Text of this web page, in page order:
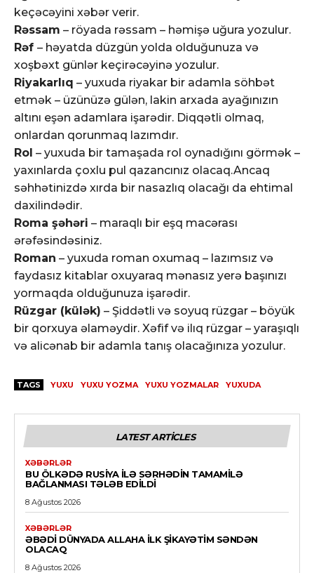
keçəcəyini xəbər verir.
Rəssam – röyada rəssam – həmişə uğura yozulur.
Rəf – həyatda düzgün yolda olduğunuza və
xoşbəxt günlər keçirəcəyinə yozulur.
Riyakarlıq – yuxuda riyakar bir adamla söhbət
etmək – üzünüzə gülən, lakin arxada ayağınızın
altını eşən adamlara işarədir. Diqqətli olmaq,
onlardan qorunmaq lazımdır.
Rol – yuxuda bir tamaşada rol oynadığını görmək –
yaxınlarda çoxlu pul qazancınız olacaq.Ancaq
səhhətinizdə xırda bir nasazlıq olacağı da ehtimal
daxilindədir.
Roma şəhəri – maraqlı bir eşq macərası
ərəfəsindəsiniz.
Roman – yuxuda roman oxumaq – lazımsız və
faydasız kitablar oxuyaraq mənasız yerə başınızı
yormaqda olduğunuza işarədir.
Rüzgar (külək) – Şiddətli və soyuq rüzgar – böyük
bir qorxuya əlaməydir. Xəfif və ilıq rüzgar – yaraşıqlı
və alicənab bir adamla tanış olacağınıza yozulur.
TAGS YUXU YUXU YOZMA YUXU YOZMALAR YUXUDA
LATEST ARTICLES
XƏBƏRLƏR
BU ÖLKƏDƏ RUSIYA ILƏ SƏRHƏDIN TAMAMILƏ
BAĞLANMASI TƏLƏB EDILDI
8 Ağustos 2026
XƏBƏRLƏR
ƏBƏDI DÜNYADA ALLAHA ILK ŞIKAYƏTIM SƏNDƏN
OLACAQ
8 Ağustos 2026